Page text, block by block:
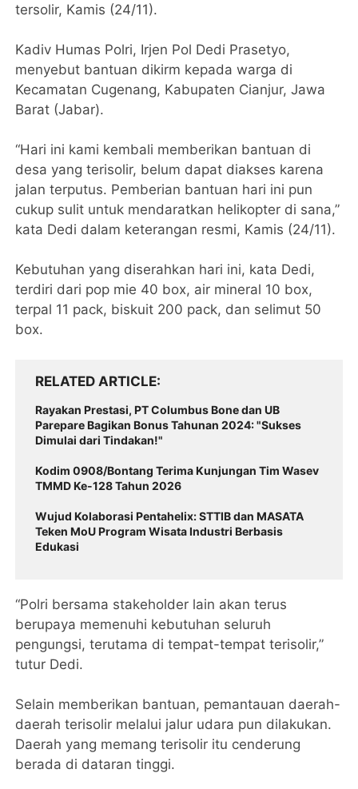
tersolir, Kamis (24/11).
Kadiv Humas Polri, Irjen Pol Dedi Prasetyo,
menyebut bantuan dikirm kepada warga di
Kecamatan Cugenang, Kabupaten Cianjur, Jawa
Barat (Jabar).
“Hari ini kami kembali memberikan bantuan di
desa yang terisolir, belum dapat diakses karena
jalan terputus. Pemberian bantuan hari ini pun
cukup sulit untuk mendaratkan helikopter di sana,”
kata Dedi dalam keterangan resmi, Kamis (24/11).
Kebutuhan yang diserahkan hari ini, kata Dedi,
terdiri dari pop mie 40 box, air mineral 10 box,
terpal 11 pack, biskuit 200 pack, dan selimut 50
box.
RELATED ARTICLE
Rayakan Prestasi, PT Columbus Bone dan UB
Parepare Bagikan Bonus Tahunan 2024: "Sukses
Dimulai dari Tindakan!"
Kodim 0908/Bontang Terima Kunjungan Tim Wasev
TMMD Ke-128 Tahun 2026
Wujud Kolaborasi Pentahelix: STTIB dan MASATA
Teken MoU Program Wisata Industri Berbasis
Edukasi
“Polri bersama stakeholder lain akan terus
berupaya memenuhi kebutuhan seluruh
pengungsi, terutama di tempat-tempat terisolir,”
tutur Dedi.
Selain memberikan bantuan, pemantauan daerah-
daerah terisolir melalui jalur udara pun dilakukan.
Daerah yang memang terisolir itu cenderung
berada di dataran tinggi.